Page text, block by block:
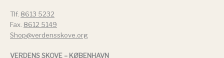
Tlf. 8613 5232
Fax. 8612 5149
Shop@verdensskove.org
VERDENS SKOVE – KØBENHAVN